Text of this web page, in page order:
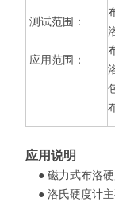
测试范围：
应用范围：
应用说明
● 磁力式布洛硬
● 洛氏硬度计主